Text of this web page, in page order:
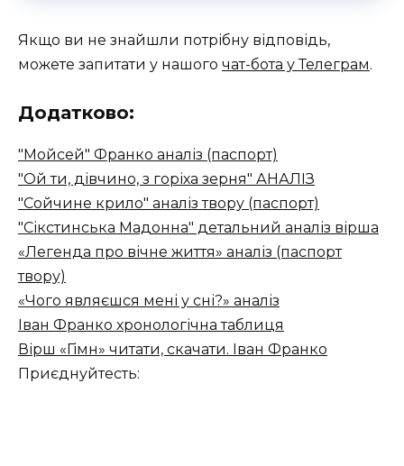
Якщо ви не знайшли потрібну відповідь,
можете запитати у нашого чат-бота у Телеграм.
Додатково:
"Мойсей" Франко аналіз (паспорт)
"Ой ти, дівчино, з горіха зерня" АНАЛІЗ
"Сойчине крило" аналіз твору (паспорт)
"Сікстинська Мадонна" детальний аналіз вірша
«Легенда про вічне життя» аналіз (паспорт
твору)
«Чого являєшся мені у сні?» аналіз
Іван Франко хронологічна таблиця
Вірш «Гімн» читати, скачати. Іван Франко
Приєднуйтесть: